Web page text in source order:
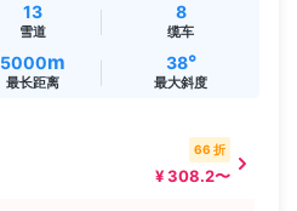
13
雪道
8
缆车
5000m
最长距离
38°
最大斜度
66 折
¥ 308.2〜